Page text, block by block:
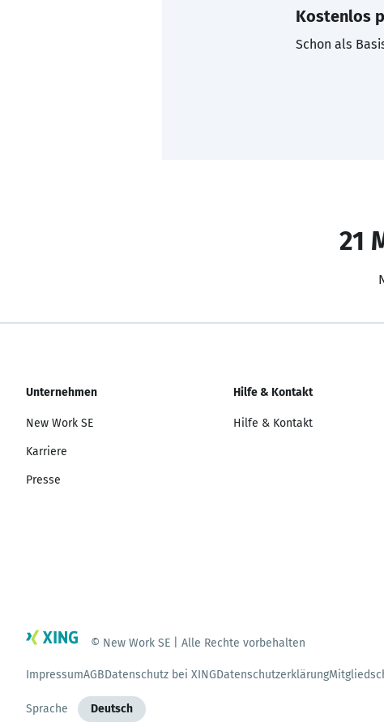
Kostenlos
Schon als
21
Unternehmen
New Work SE
Karriere
Presse
Hilfe & Kontakt
Hilfe & Kontakt
© New Work SE | Alle Rechte vorbehalten
ImpressumAGBDatenschutz bei XINGDatenschutzerklärung
Sprache Deutsch